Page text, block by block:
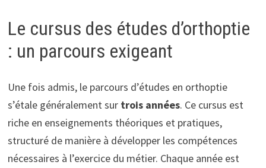
Le cursus des études d’orthoptie
: un parcours exigeant
Une fois admis, le parcours d’études en orthoptie
s’étale généralement sur trois années. Ce cursus est
riche en enseignements théoriques et pratiques,
structuré de manière à développer les compétences
nécessaires à l’exercice du métier. Chaque année est